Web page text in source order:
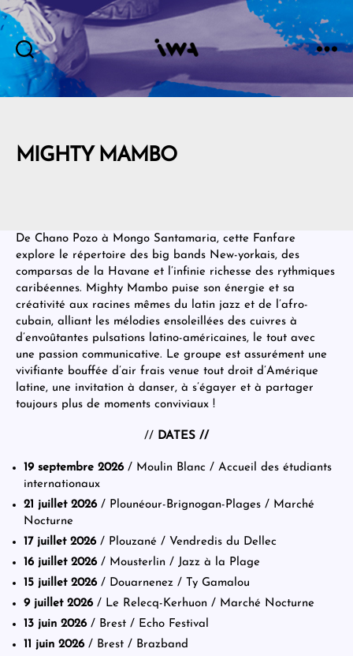
IWA
MIGHTY MAMBO
De Chano Pozo à Mongo Santamaria, cette Fanfare
explore le répertoire des big bands New-yorkais, des
comparsas de la Havane et l’infinie richesse des rythmiques
caribéennes. Mighty Mambo puise son énergie et sa
créativité aux racines mêmes du latin jazz et de l’afro-
cubain, alliant les mélodies ensoleillées des cuivres à
d’envoûtantes pulsations latino-américaines, le tout avec
une passion communicative. Le groupe est assurément une
vivifiante bouffée d’air frais venue tout droit d’Amérique
latine, une invitation à danser, à s’égayer et à partager
toujours plus de moments conviviaux !
// DATES //
19 septembre 2026/ Moulin Blanc / Accueil des étudiants
internationaux
21 juillet 2026/ Plounéour-Brignogan-Plages / Marché
Nocturne
17 juillet 2026/ Plouzané / Vendredis du Dellec
16 juillet 2026/ Mousterlin / Jazz à la Plage
15 juillet 2026/ Douarnenez / Ty Gamalou
9 juillet 2026/ Le Relecq-Kerhuon / Marché Nocturne
13 juin 2026/ Brest / Echo Festival
11 juin 2026/ Brest / Brazband